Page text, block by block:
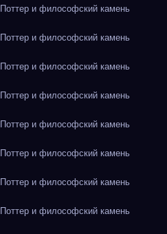
и философский камень
и философский камень
и философский камень
и философский камень
и философский камень
и философский камень
и философский камень
и философский камень